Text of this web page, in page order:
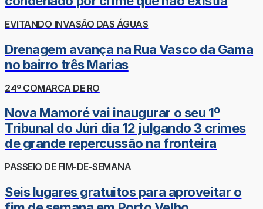
EVITANDO INVASÃO DAS ÁGUAS
Drenagem avança na Rua Vasco da Gama
no bairro três Marias
24º COMARCA DE RO
Nova Mamoré vai inaugurar o seu 1º
Tribunal do Júri dia 12 julgando 3 crimes
de grande repercussão na fronteira
PASSEIO DE FIM-DE-SEMANA
Seis lugares gratuitos para aproveitar o